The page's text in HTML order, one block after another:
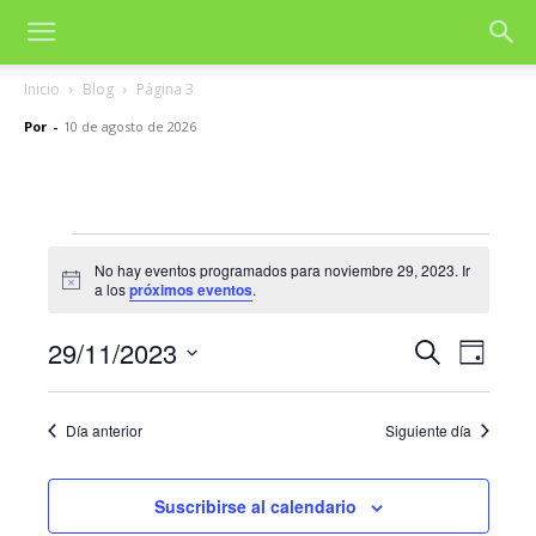
Inicio Blog Página 3
Por - 10 de agosto de 2026
Eventos
noviembre
29,
2023
Aviso
No hay eventos programados para noviembre 29, 2023. Ir
a lospróximos eventos.
de
y
Buscar
de
Día
29/11/2023
fecha.
Día anterior Siguiente día
Suscribirse al calendario